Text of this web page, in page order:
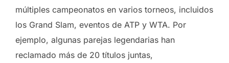
múltiples campeonatos en varios torneos, incluidos
los Grand Slam, eventos de ATP y WTA. Por
ejemplo, algunas parejas legendarias han
reclamado más de 20 títulos juntas,